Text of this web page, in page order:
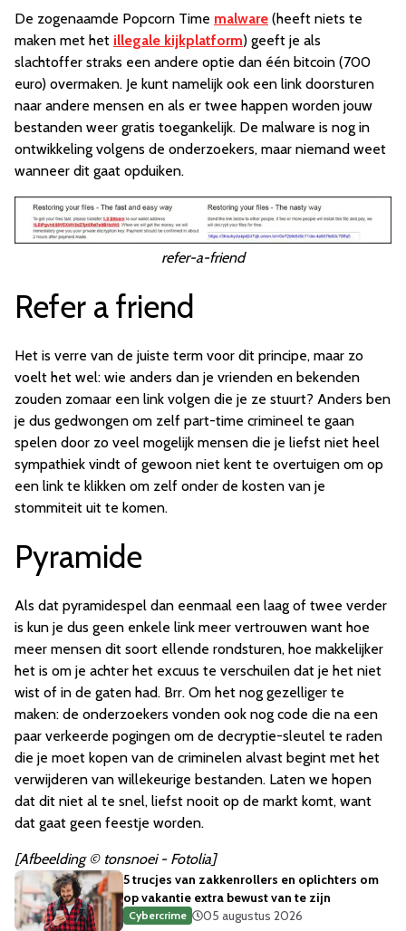
De zogenaamde Popcorn Time malware (heeft niets te
maken met het illegale kijkplatform) geeft je als
slachtoffer straks een andere optie dan één bitcoin (700
euro) overmaken. Je kunt namelijk ook een link doorsturen
naar andere mensen en als er twee happen worden jouw
bestanden weer gratis toegankelijk. De malware is nog in
ontwikkeling volgens de onderzoekers, maar niemand weet
wanneer dit gaat opduiken.
refer-a-friend
Refer a friend
Het is verre van de juiste term voor dit principe, maar zo
voelt het wel: wie anders dan je vrienden en bekenden
zouden zomaar een link volgen die je ze stuurt? Anders ben
je dus gedwongen om zelf part-time crimineel te gaan
spelen door zo veel mogelijk mensen die je liefst niet heel
sympathiek vindt of gewoon niet kent te overtuigen om op
een link te klikken om zelf onder de kosten van je
stommiteit uit te komen.
Pyramide
Als dat pyramidespel dan eenmaal een laag of twee verder
is kun je dus geen enkele link meer vertrouwen want hoe
meer mensen dit soort ellende rondsturen, hoe makkelijker
het is om je achter het excuus te verschuilen dat je het niet
wist of in de gaten had. Brr. Om het nog gezelliger te
maken: de onderzoekers vonden ook nog code die na een
paar verkeerde pogingen om de decryptie-sleutel te raden
die je moet kopen van de criminelen alvast begint met het
verwijderen van willekeurige bestanden. Laten we hopen
dat dit niet al te snel, liefst nooit op de markt komt, want
dat gaat geen feestje worden.
[Afbeelding © tonsnoei - Fotolia]
5 trucjes van zakkenrollers en oplichters om
op vakantie extra bewust van te zijn
Cybercrime
05 augustus 2026